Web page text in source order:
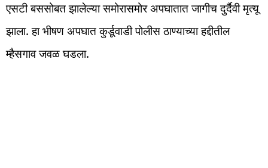
एसटी बससोबत झालेल्या समोरासमोर अपघातात जागीच दुर्दैवी मृत्यू
झाला. हा भीषण अपघात कुर्डूवाडी पोलीस ठाण्याच्या हद्दीतील
म्हैसगाव जवळ घडला.